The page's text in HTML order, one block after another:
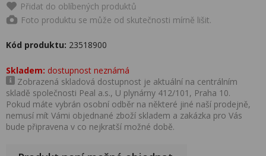
Přidat do oblíbených produktů
Foto produktu se může od skutečnosti mírně lišit.
Kód produktu: 23518900
Skladem: dostupnost neznámá
Zobrazená skladová dostupnost je aktuální na centrálním
skladě společnosti Peal a.s., U plynárny 412/101, Praha 10.
Pokud máte vybrán osobní odběr na některé jiné naší prodejně,
nemusí mít Vámi objednané zboží skladem a zakázka pro Vás
bude připravena v co nejkratší možné době.